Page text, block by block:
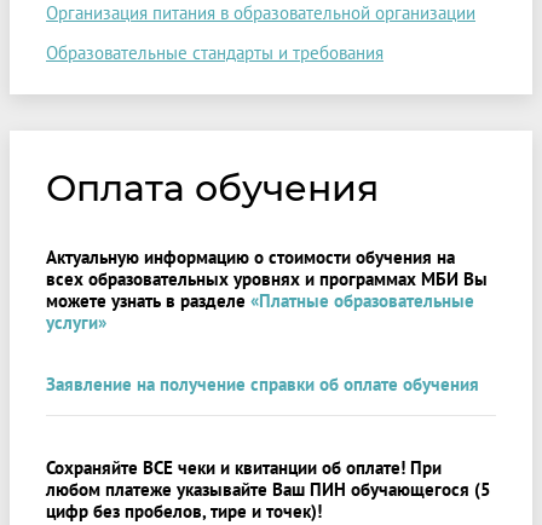
Организация питания в образовательной организации
Образовательные стандарты и требования
Оплата обучения
Актуальную информацию о стоимости обучения на
всех образовательных уровнях и программах МБИ Вы
можете узнать в разделе «Платные образовательные
услуги»
Заявление на получение справки об оплате обучения
Сохраняйте ВСЕ чеки и квитанции об оплате! При
любом платеже указывайте Ваш ПИН обучающегося (5
цифр без пробелов, тире и точек)!